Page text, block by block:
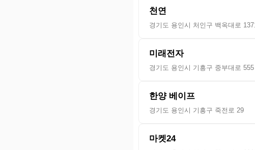
천연
경기도 용인시 처인구 백옥대로
미래전자
경기도 용인시 기흥구 중부대로 555
한양 베이프
경기도 용인시 기흥구 죽전로 29
마켓24